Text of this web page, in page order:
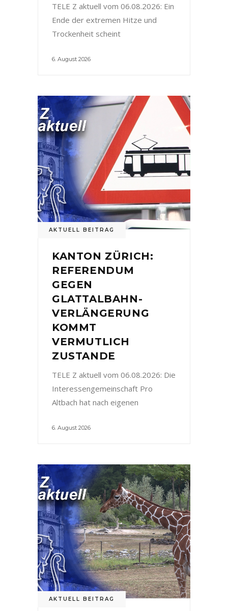
TELE Z aktuell vom 06.08.2026: Ein
Ende der extremen Hitze und
Trockenheit scheint
6. August 2026
AKTUELL BEITRAG
KANTON ZÜRICH:
REFERENDUM
GEGEN
GLATTALBAHN-
VERLÄNGERUNG
KOMMT
VERMUTLICH
ZUSTANDE
TELE Z aktuell vom 06.08.2026: Die
Interessengemeinschaft Pro
Altbach hat nach eigenen
6. August 2026
AKTUELL BEITRAG